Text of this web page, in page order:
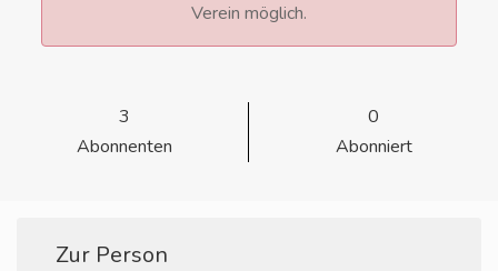
Verein möglich.
3
Abonnenten
0
Abonniert
Zur Person